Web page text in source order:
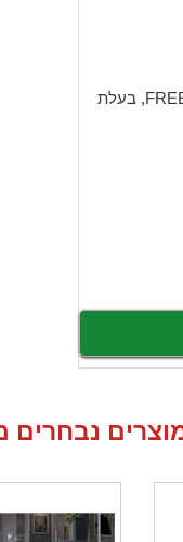
אמבטיה כסופה אקרילית FREE STANDING, בעלת